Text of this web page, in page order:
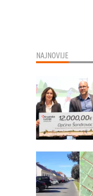
NAJNOVIJE